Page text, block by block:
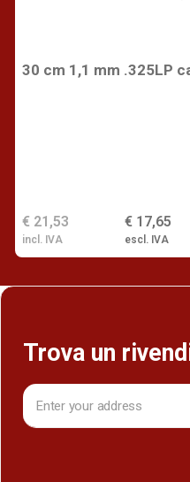
30 cm 1,1 mm .325LP
€ 17,65
escl. IVA
€ 21,53
incl. IVA
Trova un